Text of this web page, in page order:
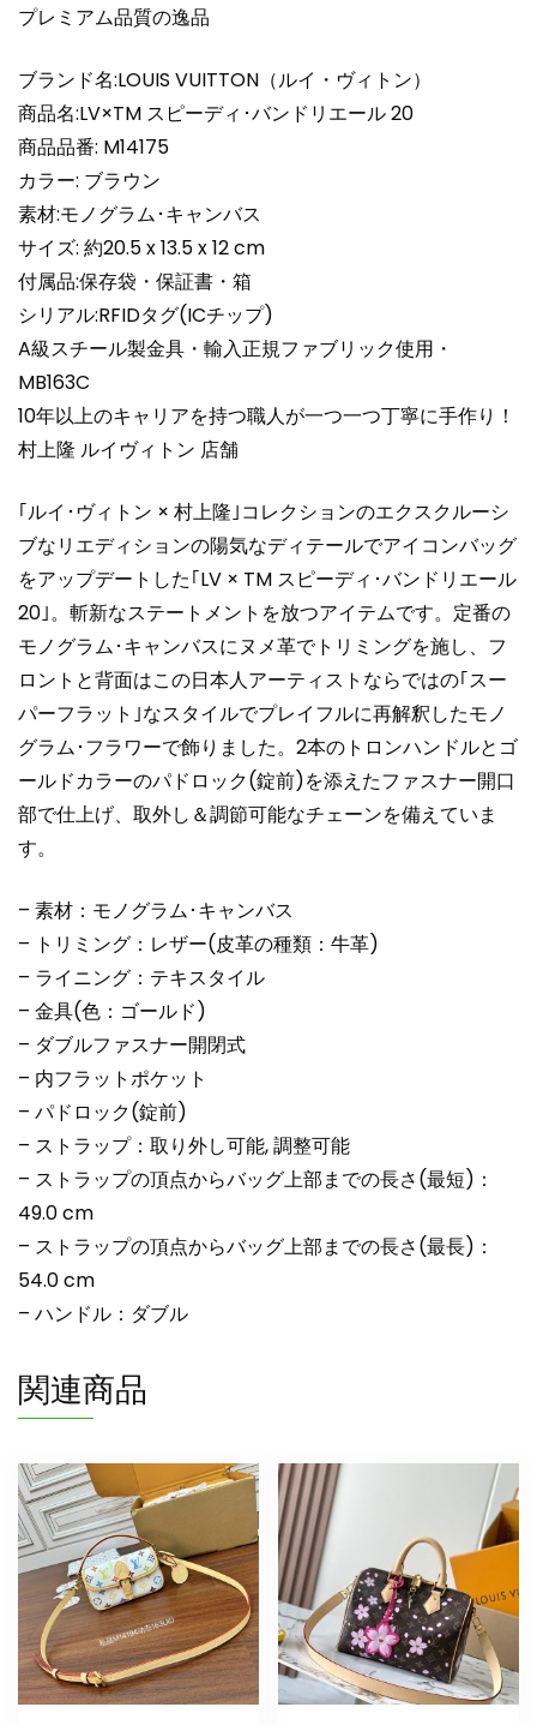
M14175
ピ
ー
デ
ィ
バ
ン
ド
リ
エ
ー
ル
20
Louis
Vuitton
プレミアム品質の逸品
ブランド名:LOUIS VUITTON（ルイ・ヴィトン）
商品名:LV×TM スピーディ･バンドリエール 20
商品品番: M14175
カラー: ブラウン
素材:モノグラム･キャンバス
サイズ: 約20.5 x 13.5 x 12 cm
付属品:保存袋・保証書・箱
シリアル:RFIDタグ(ICチップ)
A級スチール製金具・輸入正規ファブリック使用・
MB163C
10年以上のキャリアを持つ職人が一つ一つ丁寧に手作り！
村上隆 ルイヴィトン 店舗
｢ルイ･ヴィトン × 村上隆｣コレクションのエクスクルーシ
ブなリエディションの陽気なディテールでアイコンバッグ
をアップデートした｢LV × TM スピーディ･バンドリエール
20｣。斬新なステートメントを放つアイテムです。定番の
モノグラム･キャンバスにヌメ革でトリミングを施し、フ
ロントと背面はこの日本人アーティストならではの｢スー
パーフラット｣なスタイルでプレイフルに再解釈したモノ
グラム･フラワーで飾りました。2本のトロンハンドルとゴ
ールドカラーのパドロック(錠前)を添えたファスナー開口
部で仕上げ、取外し＆調節可能なチェーンを備えていま
す。
– 素材：モノグラム･キャンバス
– トリミング：レザー(皮革の種類：牛革)
– ライニング：テキスタイル
– 金具(色：ゴールド)
– ダブルファスナー開閉式
– 内フラットポケット
– パドロック(錠前)
– ストラップ：取り外し可能, 調整可能
– ストラップの頂点からバッグ上部までの長さ(最短)：
49.0 cm
– ストラップの頂点からバッグ上部までの長さ(最長)：
54.0 cm
– ハンドル：ダブル
関連商品